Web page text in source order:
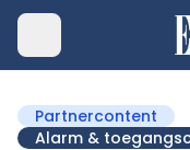
Partnercontent
Alarm &